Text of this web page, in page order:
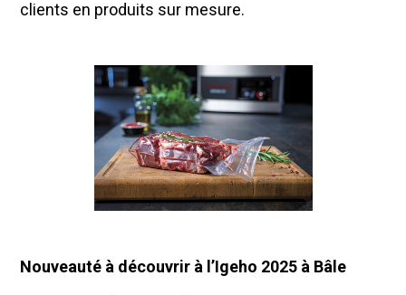
clients en produits sur mesure.
Nouveauté à découvrir à l’Igeho 2025 à Bâle